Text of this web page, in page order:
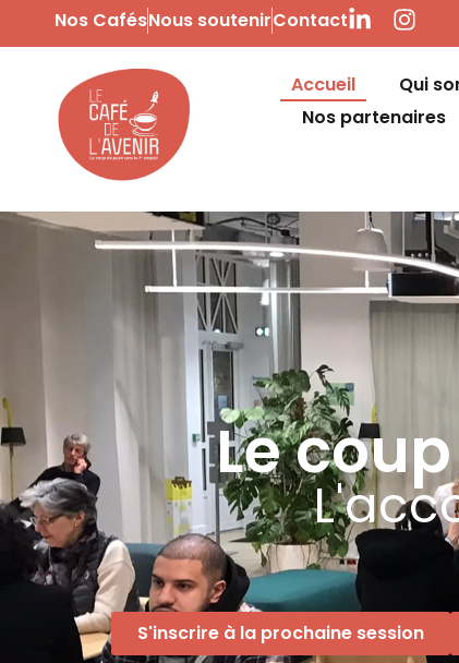
Nos CafésNous soutenirContact
Accueil Qui
Nos partenaires
Le
S'inscrire à la prochaine session